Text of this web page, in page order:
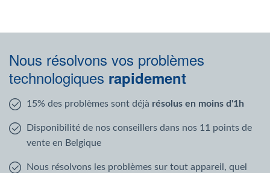
Nous résolvons vos problèmes
technologiques rapidement
15% des problèmes sont déjà résolus en moins d'1h
Disponibilité de nos conseillers dans nos 11 points de
vente en Belgique
Nous résolvons les problèmes sur tout appareil, quel